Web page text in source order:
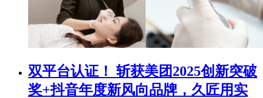
双平台认证！ 斩获美团2025创新突破
奖+抖音年度新风向品牌，久匠用实